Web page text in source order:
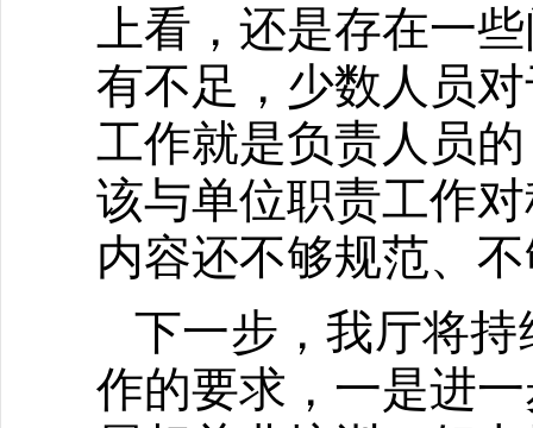
上看，还是存在一
有不足，少数人员
工作就是负责人员
该与单位职责工作
内容还不够规范、
下一步，我厅将
作的要求，一是进